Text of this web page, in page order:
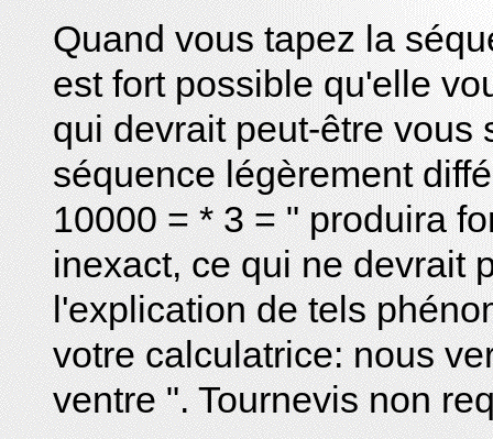
Quand vous tapez la
est fort possible qu'elle
qui devrait peut-être vous
séquence légèrement
10000 = * 3 = " produira
inexact, ce qui ne devrait
l'explication de tels
votre calculatrice: nous
ventre ". Tournevis non